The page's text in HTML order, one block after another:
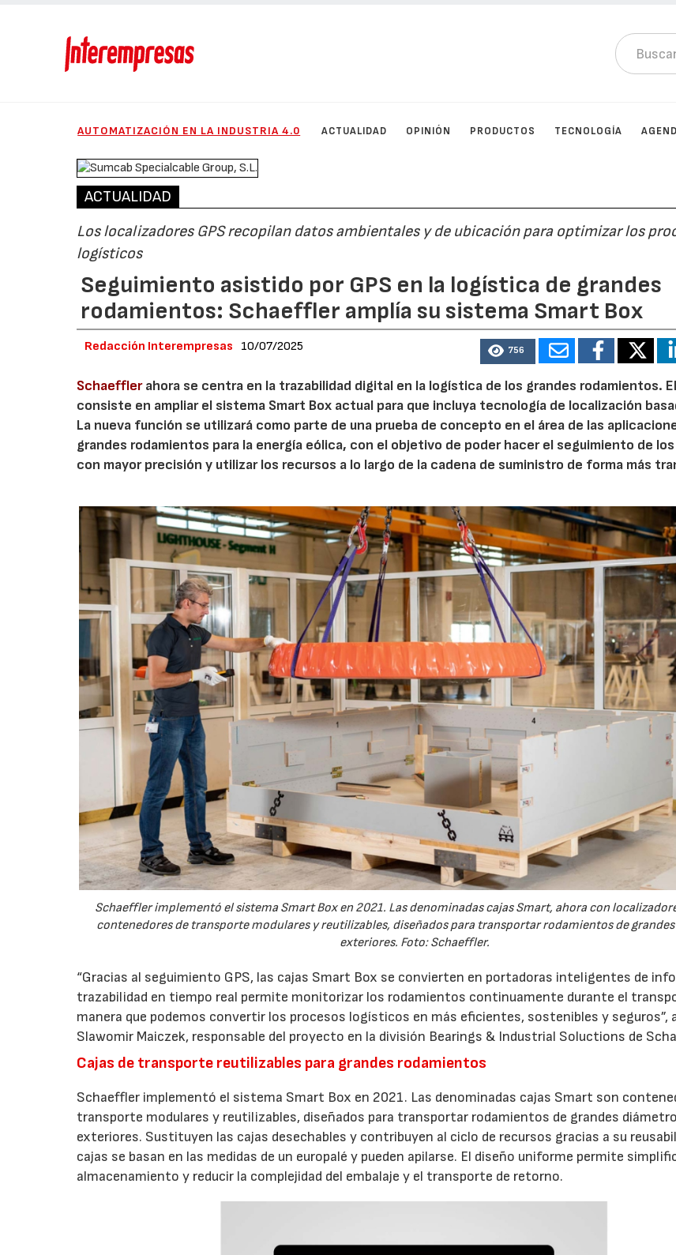
AUTOMATIZACIÓN EN LA INDUSTRIA 4.0 ACTUALIDAD OPINIÓN PRODUCTOS TECNOLOGÍA
ACTUALIDAD
Los localizadores GPS recopilan datos ambientales y de ubicación para optimizar los
logísticos
Seguimiento asistido por GPS en la logística de grandes
rodamientos: Schaeffler amplía su sistema Smart Box
Redacción Interempresas 10/07/2025 756
Schaefflerahora se centra en la trazabilidad digital en la logística de los grandes rodamientos.
consiste en ampliar el sistema Smart Box actual para que incluya tecnología de localización
La nueva función se utilizará como parte de una prueba de concepto en el área de las
grandes rodamientos para la energía eólica, con el objetivo de poder hacer el seguimiento de
con mayor precisión y utilizar los recursos a lo largo de la cadena de suministro de forma más
Schaeffler implementó el sistema Smart Box en 2021. Las denominadas cajas Smart, ahora con
contenedores de transporte modulares y reutilizables, diseñados para transportar rodamientos de
exteriores. Foto: Schaeffler.
“Gracias al seguimiento GPS, las cajas Smart Box se convierten en portadoras inteligentes de
trazabilidad en tiempo real permite monitorizar los rodamientos continuamente durante el
manera que podemos convertir los procesos logísticos en más eficientes, sostenibles y seguros”,
Slawomir Maiczek, responsable del proyecto en la división Bearings & Industrial Soluctions de
Cajas de transporte reutilizables para grandes rodamientos
Schaeffler implementó el sistema Smart Box en 2021. Las denominadas cajas Smart son
transporte modulares y reutilizables, diseñados para transportar rodamientos de grandes
exteriores. Sustituyen las cajas desechables y contribuyen al ciclo de recursos gracias a su
cajas se basan en las medidas de un europalé y pueden apilarse. El diseño uniforme permite
almacenamiento y reducir la complejidad del embalaje y el transporte de retorno.
AF26_IFM